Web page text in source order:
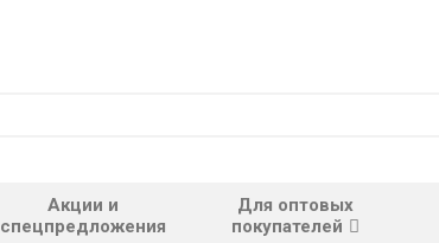
Акции и
спецпредложения
Для оптовых
покупателей